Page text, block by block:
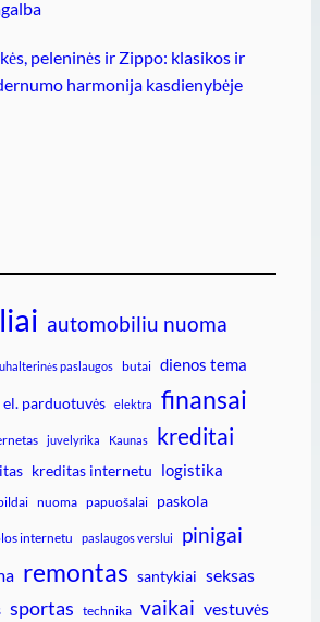
peleninės ir Zippo: klasikos ir
harmonija kasdienybėje
automobiliu nuoma
paslaugos butai dienos tema
el. parduotuvės elektra finansai
juvelyrika Kaunas kreditai
kreditas internetu logistika
nuoma papuošalai paskola
internetu paslaugos verslui pinigai
remontas santykiai seksas
sportas technika vaikai vestuvės